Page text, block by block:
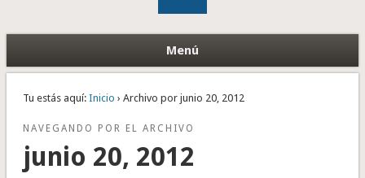
Menú
Tu estás aquí: Inicio › Archivo por junio 20, 2012
NAVEGANDO POR EL ARCHIVO
junio 20, 2012